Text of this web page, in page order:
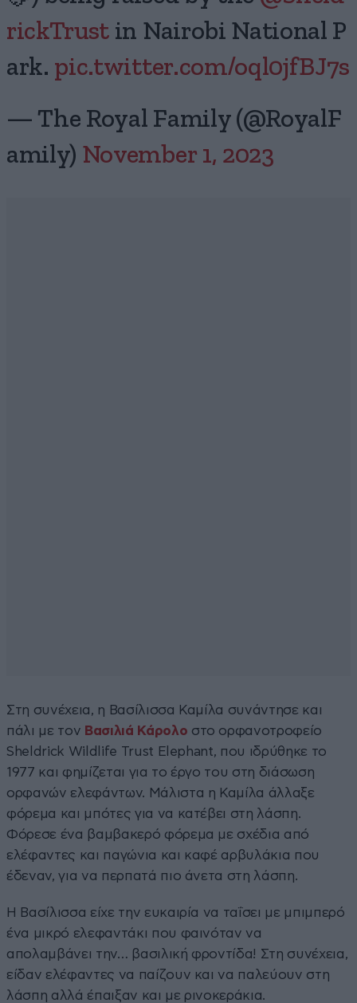
rickTrust in Nairobi National P
ark. pic.twitter.com/oql0jfBJ7s
— The Royal Family (@RoyalF
amily) November 1, 2023
Στη συνέχεια, η Βασίλισσα Καμίλα συνάντησε και
πάλι με τον Βασιλιά Κάρολο στο ορφανοτροφείο
Sheldrick Wildlife Trust Elephant, που ιδρύθηκε το
1977 και φημίζεται για το έργο του στη διάσωση
ορφανών ελεφάντων. Μάλιστα η Καμίλα άλλαξε
φόρεμα και μπότες για να κατέβει στη λάσπη.
Φόρεσε ένα βαμβακερό φόρεμα με σχέδια από
ελέφαντες και παγώνια και καφέ αρβυλάκια που
έδεναν, για να περπατά πιο άνετα στη λάσπη.
Η Βασίλισσα είχε την ευκαιρία να ταΐσει με μπιμπερό
ένα μικρό ελεφαντάκι που φαινόταν να
απολαμβάνει την… βασιλική φροντίδα! Στη συνέχεια,
είδαν ελέφαντες να παίζουν και να παλεύουν στη
λάσπη αλλά έπαιξαν και με ρινοκεράκια.